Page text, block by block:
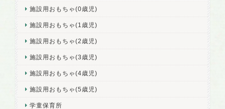
施設用おもちゃ(0歳児)
施設用おもちゃ(1歳児)
施設用おもちゃ(2歳児)
施設用おもちゃ(3歳児)
施設用おもちゃ(4歳児)
施設用おもちゃ(5歳児)
学童保育所